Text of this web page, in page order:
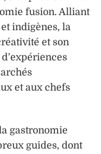
fusion. Alliant
indigènes, la
et son
et aux chefs
gastronomie
guides, dont